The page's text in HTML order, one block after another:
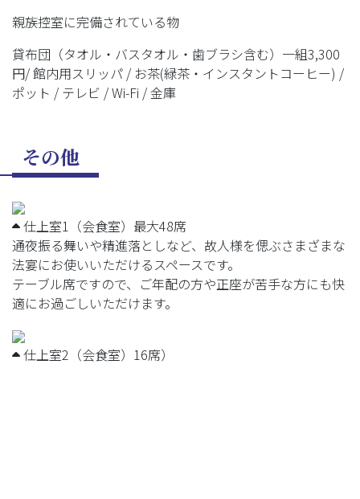
親族控室に完備されている物
貸布団（タオル・バスタオル・歯ブラシ含む）一組3,300
円/ 館内用スリッパ / お茶(緑茶・インスタントコーヒー) /
ポット / テレビ / Wi-Fi / 金庫
その他
仕上室1（会食室）最大48席
通夜振る舞いや精進落としなど、故人様を偲ぶさまざまな
法宴にお使いいただけるスペースです。
テーブル席ですので、ご年配の方や正座が苦手な方にも快
適にお過ごしいただけます。
仕上室2（会食室）16席）